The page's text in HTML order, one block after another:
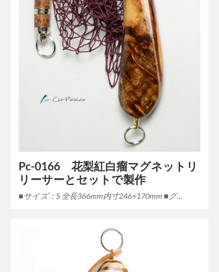
Pc-0166 花梨紅白瘤マグネットリ
リーサーとセットで製作
■サイズ：S 全長366mm内寸246×170mm ■グ…